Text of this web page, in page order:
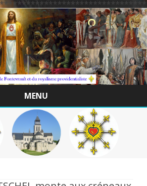
MENU
Skip
to
content